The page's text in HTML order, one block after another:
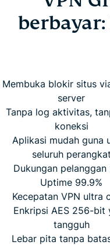
Membuka blokir situs
server
Tanpa log aktivitas,
koneksi
Aplikasi mudah guna
seluruh perangkat
Dukungan pelanggan
Uptime 99.9%
Kecepatan VPN ultra
Enkripsi AES 256-bit
tangguh
Lebar pita tanpa